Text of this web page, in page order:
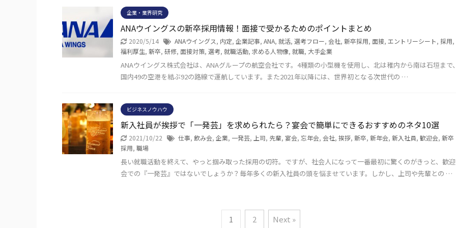
企業・業界研究
ANAウイングスの新卒採用情報！面接で受かるためのポイントまとめ
2020/5/14 ANAウイングス, 内定, 企業記事, ANA, 就活, 選考フロー, 会社, 新卒採用, 面接, エントリーシート, 採用,
福利厚生, 新卒, 研修, 面接対策, 選考, 就職活動, 求める人物像, 就職, 大手企業
ANAウイングス株式会社は、ANAグループの航空会社です。4種類の小型機を使用し、北は稚内から南は石垣まで
国内49の空港を結ぶ92の路線で運航しています。また2021年以降には、世界初となる次世代の …
ビジネスノウハウ
新入社員が挨拶で「一発芸」を求められたら？宴会で簡単にできるおすすめのネタ10選
2021/10/22 仕事, 飲み会, 企業, 一発芸, 上司, 先輩, 宴会, 忘年会, 会社, 挨拶, 新卒, 新年会, 新入社員, 歓迎会, 新卒
採用, 職場
長い就職活動を終えて、やっと掴み取った採用の切符。ですが、社会人になって一番最初に驚くのがきっと、歓迎
会での『一発芸』ではないでしょうか？毎年多くの新入社員の頭を悩ませています。しかし、上司や先輩との …
1 2 Next »